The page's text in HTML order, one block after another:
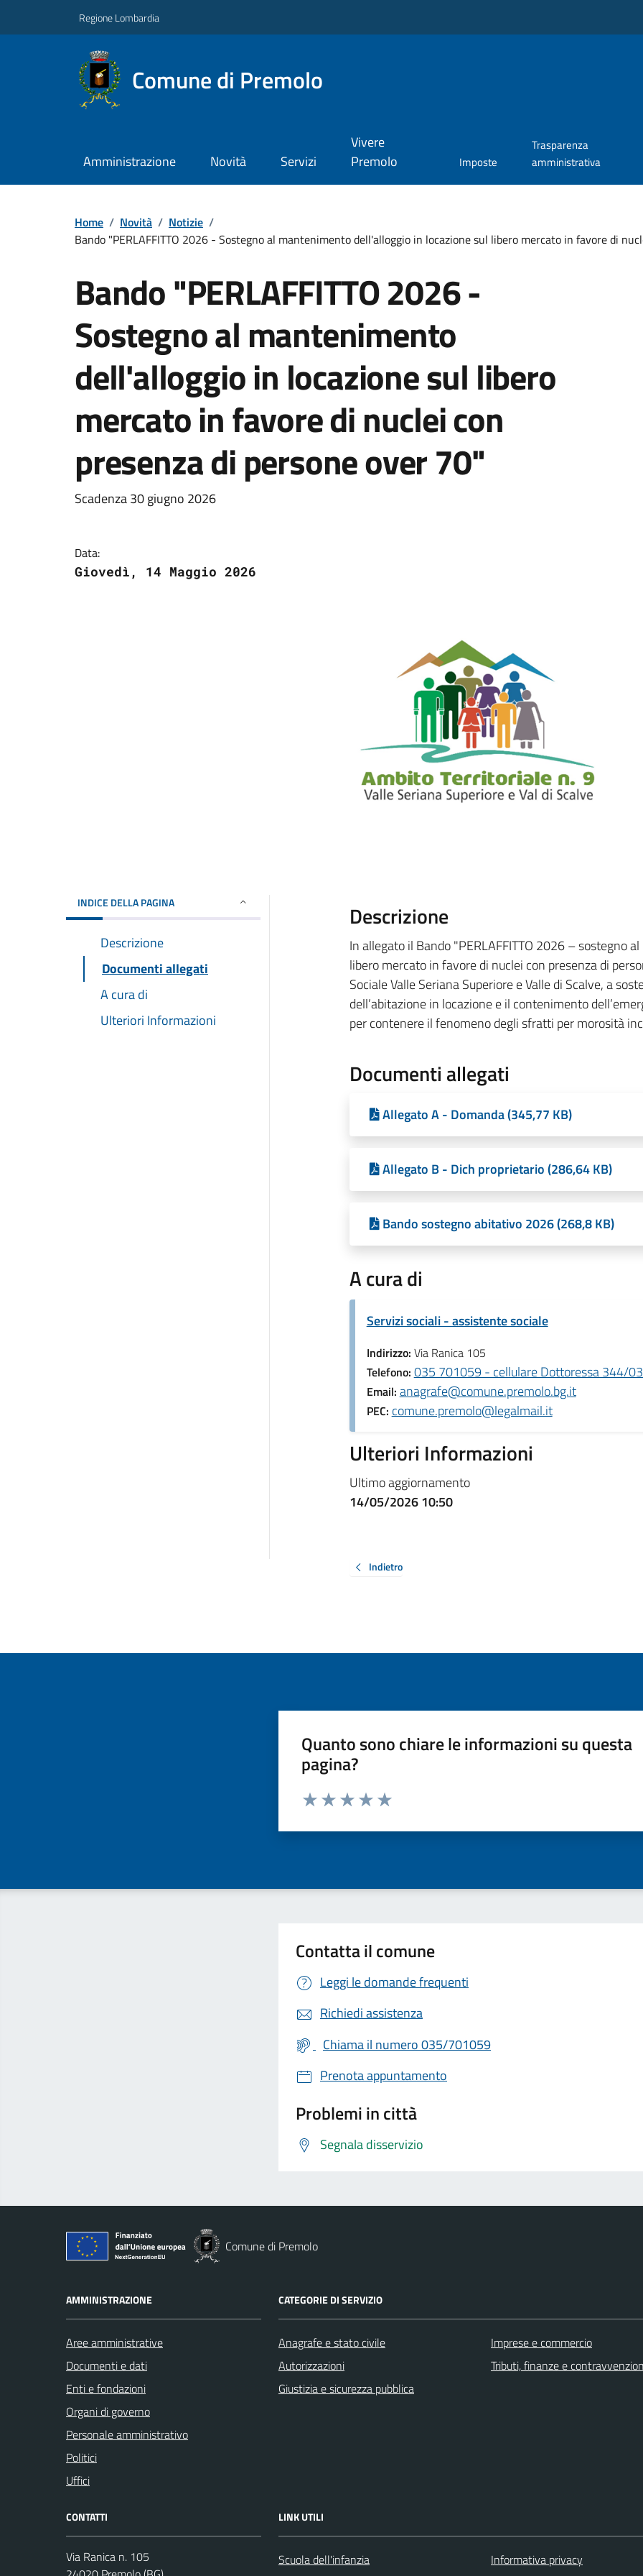
Regione Lombardia
Comune di Premolo
Amministrazione Novità Servizi
Vivere
Premolo
Imposte
Trasparenza
amministrativa
Home / Novità / Notizie /
Bando "PERLAFFITTO 2026 - Sostegno al mantenimento dell'alloggio in locazione sul libero mercato in favore di
Bando "PERLAFFITTO 2026 -
Sostegno al mantenimento
dell'alloggio in locazione sul libero
mercato in favore di nuclei con
presenza di persone over 70"
Scadenza 30 giugno 2026
Data:
Giovedì, 14 Maggio 2026
INDICE DELLA PAGINA
Descrizione
Documenti allegati
A cura di
Ulteriori Informazioni
Descrizione
In allegato il Bando "PERLAFFITTO 2026 – sostegno
libero mercato in favore di nuclei con presenza di
Sociale Valle Seriana Superiore e Valle di Scalve, a
dell’abitazione in locazione e il contenimento
per contenere il fenomeno degli sfratti per morosità
Documenti allegati
Allegato A - Domanda (345,77 KB)
Allegato B - Dich proprietario (286,64 KB)
Bando sostegno abitativo 2026 (268,8 KB)
A cura di
Servizi sociali - assistente sociale
Indirizzo: Via Ranica 105
Telefono: 035 701059 - cellulare Dottoressa 344/
Email: anagrafe@comune.premolo.bg.it
PEC: comune.premolo@legalmail.it
Ulteriori Informazioni
Ultimo aggiornamento
14/05/2026 10:50
Indietro
Quanto sono chiare le informazioni su questa
pagina?
Valuta da 1 a 5 stelle la pagina
Contatta il comune
Leggi le domande frequenti
Richiedi assistenza
Chiama il numero 035/701059
Prenota appuntamento
Problemi in città
Segnala disservizio
Comune di Premolo
AMMINISTRAZIONE
Aree amministrative
Documenti e dati
Enti e fondazioni
Organi di governo
Personale amministrativo
Politici
Uffici
CATEGORIE DI SERVIZIO
Anagrafe e stato civile
Autorizzazioni
Giustizia e sicurezza pubblica
Imprese e commercio
Tributi, finanze e
CONTATTI
Via Ranica n. 105
LINK UTILI
Scuola dell'infanzia
Informativa privacy